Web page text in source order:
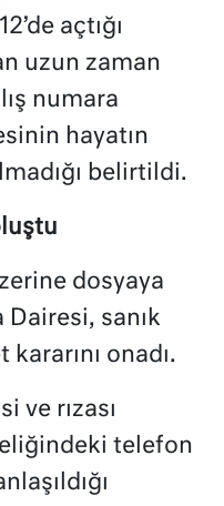
açtığı
uzun zaman
numara
hayatın
belirtildi.
dosyaya
Dairesi, sanık
onadı.
ve rızası
telefon